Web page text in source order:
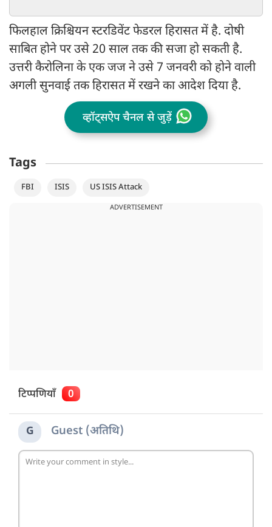
फिलहाल क्रिश्चियन स्टरडिवेंट फेडरल हिरासत में है. दोषी
साबित होने पर उसे 20 साल तक की सजा हो सकती है.
उत्तरी कैरोलिना के एक जज ने उसे 7 जनवरी को होने वाली
अगली सुनवाई तक हिरासत में रखने का आदेश दिया है.
व्हॉट्सऐप चैनल से जुड़ें
Tags
FBI ISIS US ISIS Attack
ADVERTISEMENT
टिप्पणियाँ 0
G Guest (अतिथि)